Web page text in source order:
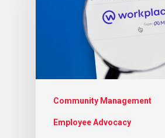
Community Management
Employee Advocacy